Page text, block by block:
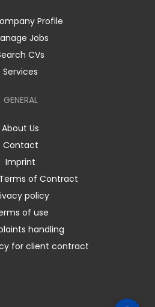
Profile
Jobs
CVs
Services
GENERAL
About Us
Contact
Imprint
of Contract
policy
of use
handling
for client contract